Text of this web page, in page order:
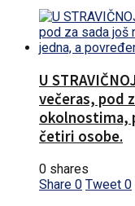
U
večeras, pod
okolnostima,
četiri osobe.
0 shares
Share 0 Tweet 0